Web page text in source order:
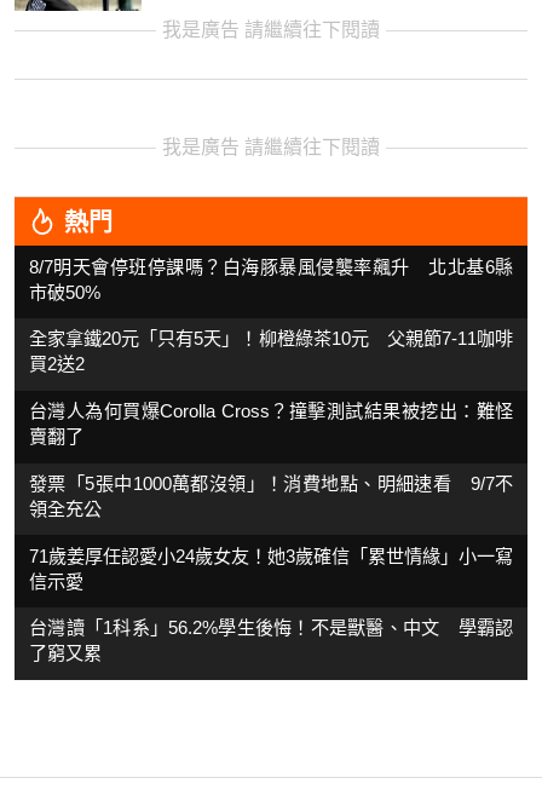
我是廣告 請繼續往下閱讀
我是廣告 請繼續往下閱讀
熱門
8/7明天會停班停課嗎？白海豚暴風侵襲率飆升 北北基6縣
市破50%
全家拿鐵20元「只有5天」！柳橙綠茶10元 父親節7-11咖啡
買2送2
台灣人為何買爆Corolla Cross？撞擊測試結果被挖出：難怪
賣翻了
發票「5張中1000萬都沒領」！消費地點、明細速看 9/7不
領全充公
71歲姜厚任認愛小24歲女友！她3歲確信「累世情緣」小一寫
信示愛
台灣讀「1科系」56.2%學生後悔！不是獸醫、中文 學霸認
了窮又累